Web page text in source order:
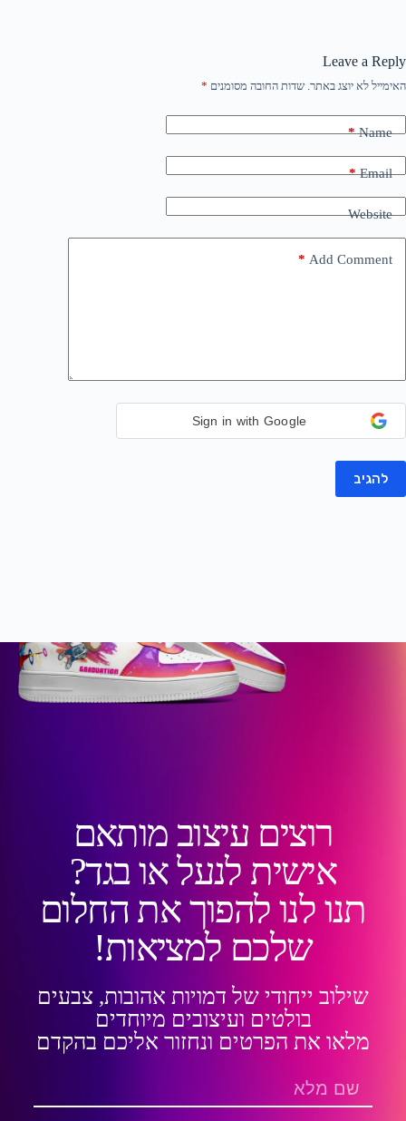
Leave a Reply
האימייל לא יוצג באתר. שדות החובה מסומנים *
Name
*
Email
*
Website
Add Comment
*
Sign in with Google
להגיב
רוצים עיצוב מותאם
אישית לנעל או בגד?
תנו לנו להפוך את החלום
שלכם למציאות!
שילוב ייחודי של דמויות אהובות, צבעים
בולטים ועיצובים מיוחדים
מלאו את הפרטים ונחזור אליכם בהקדם